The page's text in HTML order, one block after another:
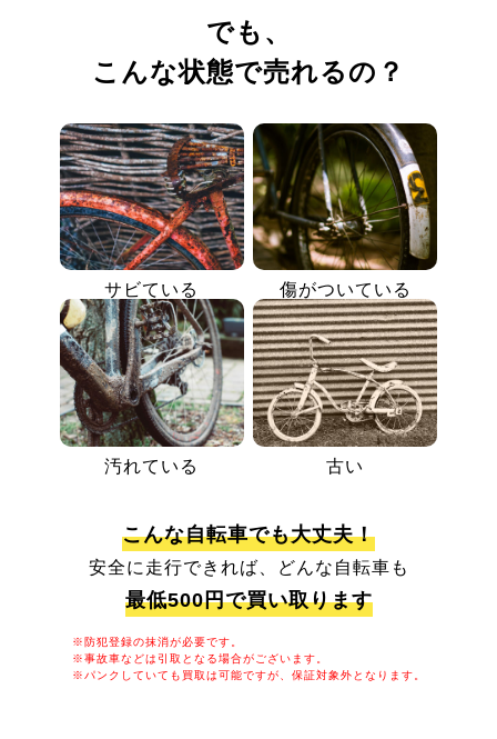
でも、
こんな状態で売れるの？
サビている 傷がついている
汚れている 古い
こんな自転車でも大丈夫！
安全に走行できれば、どんな自転車も
最低500円で買い取ります
※防犯登録の抹消が必要です。
※事故車などは引取となる場合がございます。
※パンクしていても買取は可能ですが、保証対象外となります。